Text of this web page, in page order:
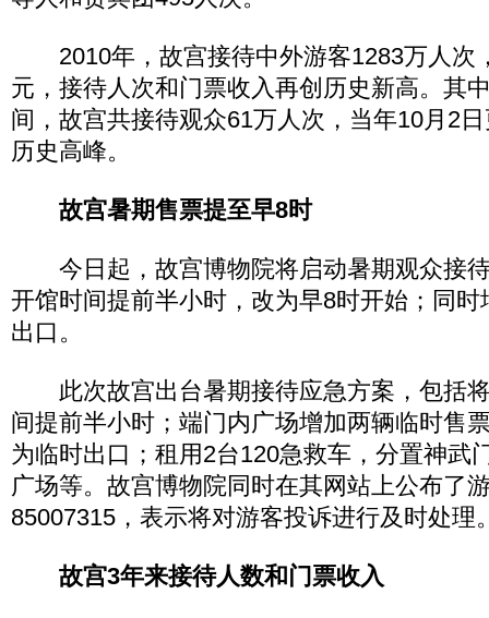
2010年，故宫接待中外游客1283万人次
元，接待人次和门票收入再创历史新高。其
间，故宫共接待观众61万人次，当年10月2
历史高峰。
故宫暑期售票提至早8时
今日起，故宫博物院将启动暑期观众接
开馆时间提前半小时，改为早8时开始；同
出口。
此次故宫出台暑期接待应急方案，包括
间提前半小时；端门内广场增加两辆临时售
为临时出口；租用2台120急救车，分置神武
广场等。故宫博物院同时在其网站上公布了
85007315，表示将对游客投诉进行及时处理
故宫3年来接待人数和门票收入